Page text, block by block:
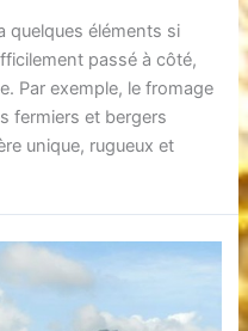
quelques éléments si
passé à côté,
Par exemple, le fromage
fermiers et bergers
unique, rugueux et